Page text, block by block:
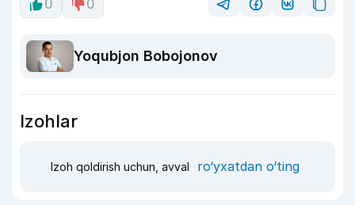
0 0
Yoqubjon Bobojonov
Izohlar
Izoh qoldirish uchun, avval ro‘yxatdan o‘ting